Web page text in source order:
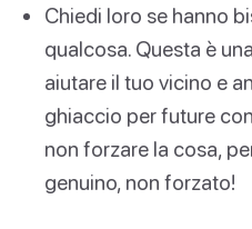
Chiedi loro se hanno
qualcosa. Questa è
aiutare il tuo vicino e
ghiaccio per future
non forzare la cosa,
genuino, non forzato!